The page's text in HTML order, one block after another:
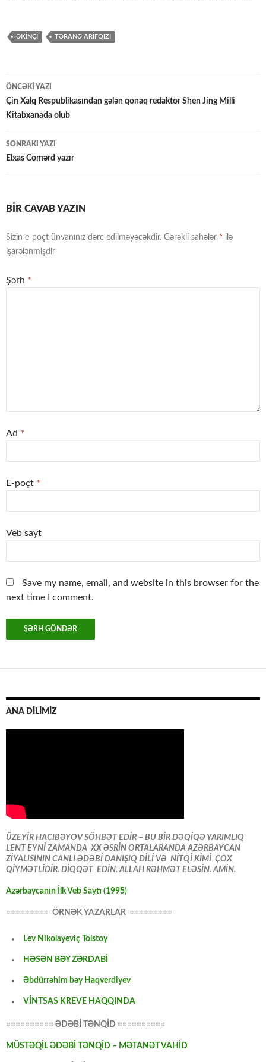
ƏKINÇI TƏRANƏ ARİFQIZI
Yazılar
üzrə
ÖNCƏKI YAZI
Çin Xalq Respublikasından gələn qonaq redaktor Shen Jing Milli
Kitabxanada olub
SONRAKI YAZI
Elxas Comərd yazır
BIR CAVAB YAZIN
Sizin e-poçt ünvanınız dərc edilməyəcəkdir. Gərəkli sahələr * ilə
işarələnmişdir
Şərh *
Ad *
E-poçt *
Veb sayt
Save my name, email, and website in this browser for the
next time I comment.
ANA DİLİMİZ
ÜZEYİR HACIBƏYOV SÖHBƏT EDİR – BU BİR DƏQİQƏ YARIMLIQ
LENT EYNİ ZAMANDA XX ƏSRİN ORTALARANDA AZƏRBAYCAN
ZİYALISININ CANLI ƏDƏBİ DANIŞIQ DİLİ VƏ NİTQİ KİMİ ÇOX
QİYMƏTLİDİR. DİQQƏT EDİN. ALLAH RƏHMƏT ELƏSİN. AMİN.
Azərbaycanın İlk Veb Saytı (1995)
========= ÖRNƏK YAZARLAR =========
Lev Nikolayeviç Tolstoy
HƏSƏN BƏY ZƏRDABİ
Əbdürrəhim bəy Haqverdiyev
VİNTSAS KREVE HAQQINDA
========== ƏDƏBİ TƏNQİD ==========
MÜSTƏQİL ƏDƏBİ TƏNQİD – MƏTANƏT VAHİD